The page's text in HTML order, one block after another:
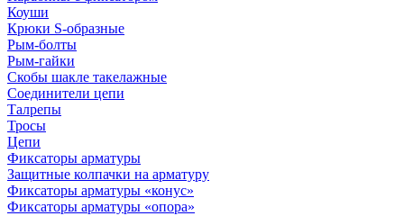
Коуши
Крюки S-образные
Рым-болты
Рым-гайки
Скобы шакле такелажные
Соединители цепи
Талрепы
Тросы
Цепи
Фиксаторы арматуры
Защитные колпачки на арматуру
Фиксаторы арматуры «конус»
Фиксаторы арматуры «опора»